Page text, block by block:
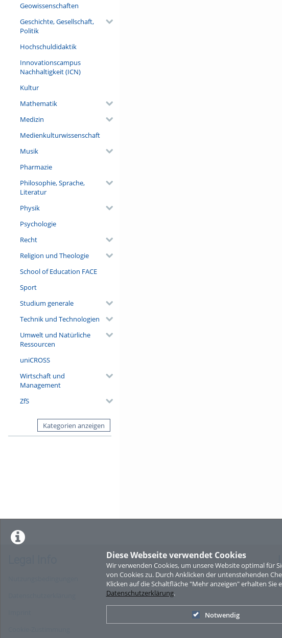
Diese Webseite verwendet Cookies
Wir verwenden Cookies, um unsere Website optimal für
von Cookies zu. Durch Anklicken der untenstehenden
Klicken auf die Schaltfläche "Mehr anzeigen" erhalten
Datenschutzerklärung.
Notwendig
Geowissenschaften
Geschichte, Gesellschaft,
Politik
Hochschuldidaktik
Innovationscampus
Nachhaltigkeit (ICN)
Kultur
Mathematik
Medizin
Medienkulturwissenschaft
Musik
Pharmazie
Philosophie, Sprache,
Literatur
Physik
Psychologie
Recht
Religion und Theologie
School of Education FACE
Sport
Studium generale
Technik und Technologien
Umwelt und Natürliche
Ressourcen
uniCROSS
Wirtschaft und
Management
ZfS
Kategorien anzeigen